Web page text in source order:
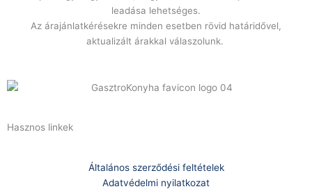
leadása lehetséges.
Az árajánlatkérésekre minden esetben rövid határidővel,
aktualizált árakkal válaszolunk.
Hasznos linkek
Általános szerződési feltételek
Adatvédelmi nyilatkozat